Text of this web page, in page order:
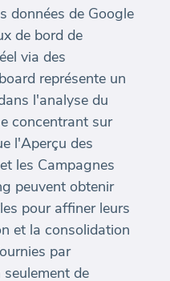
données de Google
de bord de
via des
représente un
l'analyse du
concentrant sur
l'Aperçu des
les Campagnes
peuvent obtenir
pour affiner leurs
et la consolidation
par
de